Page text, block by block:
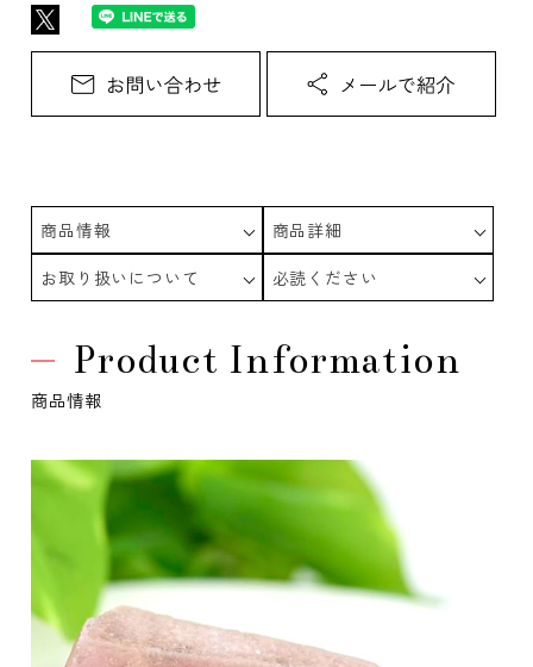
商品情報
商品詳細
お取り扱いについて
必読ください
Product Information
商品情報